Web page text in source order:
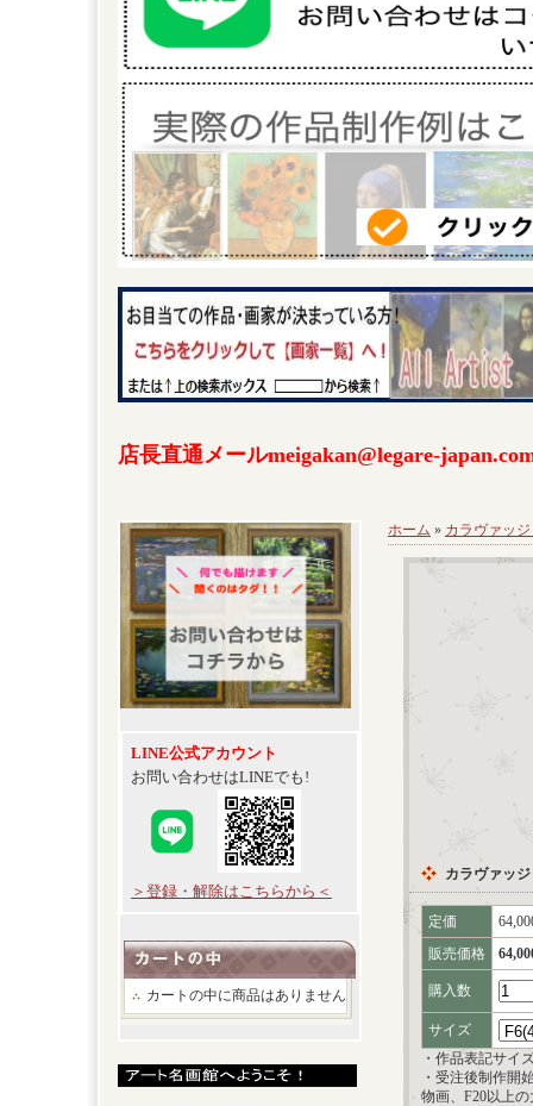
店長直通メールmeigakan@legare-
LINE公式アカウント
お問い合わせはLINEでも!
＞登録・解除はこちらから＜
カートの中に商品はありません
ホーム » カラヴァッ
カラヴァッ
定価
販売価格
購入数
サイズ
・作品表記サイ
・受注後制作開
物画、F20以上